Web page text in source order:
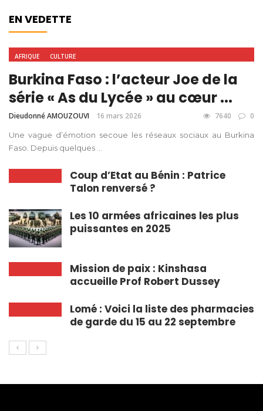
EN VEDETTE
AFRIQUE CULTURE
Burkina Faso : l’acteur Joe de la
série « As du Lycée » au cœur ...
Dieudonné AMOUZOUVI 16 mars 2026 7640 0
Une vague d’émotion secoue les réseaux sociaux au Burkina
Faso. Depuis quelques ...
Coup d’Etat au Bénin : Patrice
Talon renversé ?
Les 10 armées africaines les plus
puissantes en 2025
Mission de paix : Kinshasa
accueille Prof Robert Dussey
Lomé : Voici la liste des pharmacies
de garde du 15 au 22 septembre